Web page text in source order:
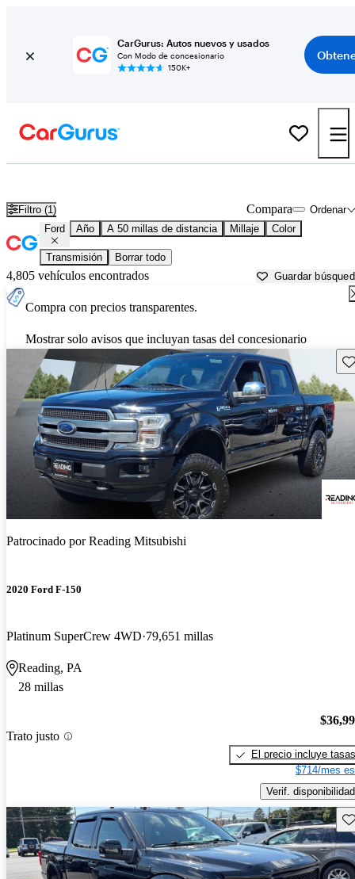
CarGurus: Autos nuevos y usados
Con Modo de concesionario
150K+
Filtro (1) Ordenar
Compara
Ford Año A 50 millas de distancia Millaje Color
Transmisión Borrar todo
4,805 vehículos encontrados Guardar
Compra con precios transparentes.
Mostrar solo avisos que incluyan tasas del concesionario
Patrocinado porReading Mitsubishi
2020 Ford F-150
Platinum SuperCrew 4WD 79,651 millas
Reading, PA
28 millas
Trato justo
El precio incluye tasas
$714/mes
Verif. disponibilidad